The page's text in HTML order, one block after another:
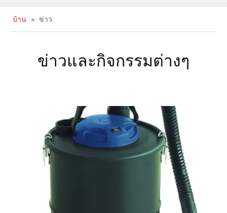
บ้าน » ข่าว
ข่าวและกิจกรรมต่างๆ